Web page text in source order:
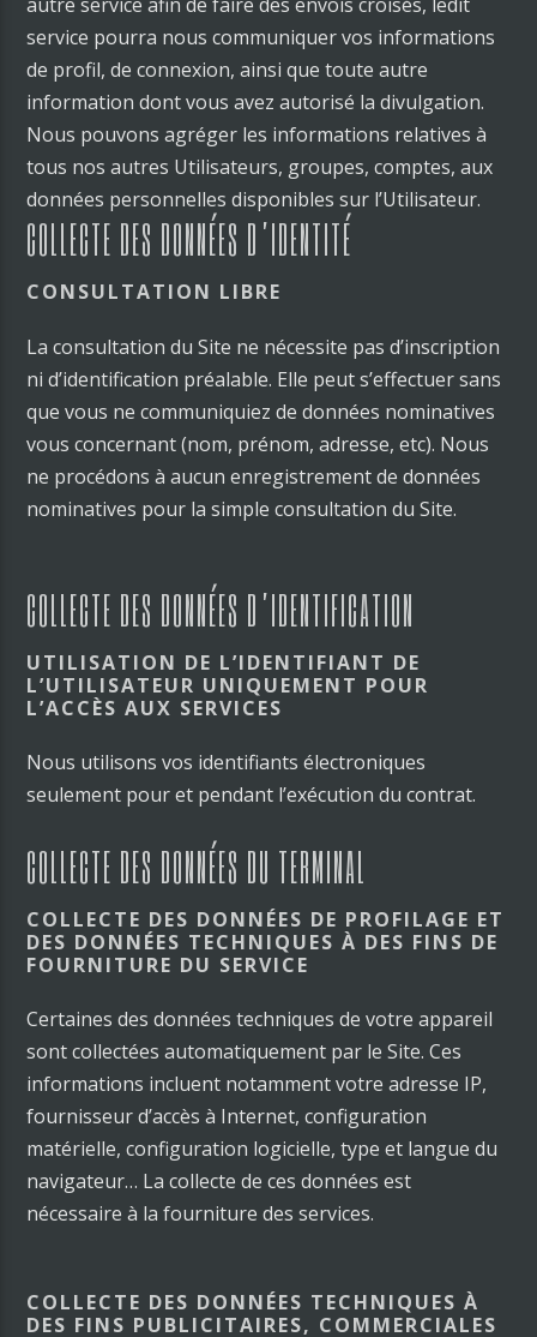
service pourra nous communiquer vos informations
de profil, de connexion, ainsi que toute autre
information dont vous avez autorisé la divulgation.
Nous pouvons agréger les informations relatives à
tous nos autres Utilisateurs, groupes, comptes, aux
données personnelles disponibles sur l’Utilisateur.
COLLECTE DES DONNÉES D’IDENTITÉ
CONSULTATION LIBRE
La consultation du Site ne nécessite pas d’inscription
ni d’identification préalable. Elle peut s’effectuer sans
que vous ne communiquiez de données nominatives
vous concernant (nom, prénom, adresse, etc). Nous
ne procédons à aucun enregistrement de données
nominatives pour la simple consultation du Site.
COLLECTE DES DONNÉES D’IDENTIFICATION
UTILISATION DE L’IDENTIFIANT DE
L’UTILISATEUR UNIQUEMENT POUR
L’ACCÈS AUX SERVICES
Nous utilisons vos identifiants électroniques
seulement pour et pendant l’exécution du contrat.
COLLECTE DES DONNÉES DU TERMINAL
COLLECTE DES DONNÉES DE PROFILAGE ET
DES DONNÉES TECHNIQUES À DES FINS DE
FOURNITURE DU SERVICE
Certaines des données techniques de votre appareil
sont collectées automatiquement par le Site. Ces
informations incluent notamment votre adresse IP,
fournisseur d’accès à Internet, configuration
matérielle, configuration logicielle, type et langue du
navigateur… La collecte de ces données est
nécessaire à la fourniture des services.
COLLECTE DES DONNÉES TECHNIQUES À
DES FINS PUBLICITAIRES, COMMERCIALES